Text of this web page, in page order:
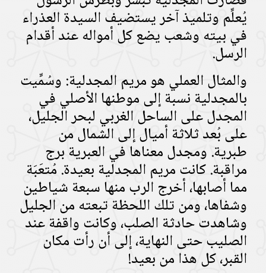
يُعلِّم وتلميذ آخر يستضيف السيدة العذراء
في بيته وشعب يضع كل أمواله عند أقدام
الرسل.
والمثال العملي هو مريم المجدلية: وسُمِّيت
بالمجدلية نسبة إلى موطنها الأصلي في
المجدل على الساحل الغربي لبحر الجليل،
على بُعد ثلاثة أميال إلى الشمال من
طبرية. ومجدل معناها في العبرية برج
مراقبة. كانت مريم المجدلية بعيدة. مُتعَبَة
مما أصابها، أخرج الرب منها سبعة شياطين
وشفاها، ومن تلك اللحظة تبعته من الجليل
وشاهدت حادثة الصلب، وكانت واقفة عند
الصليب حتى النهاية، إلى أن رأت مكان
القبر، كل هذا من بعيد!